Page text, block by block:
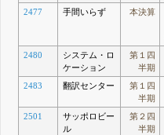
2477 手間いらず 本決算
2480
システム・ロ
ケーション
第１四
半期
2483 翻訳センター
第１四
半期
2501
サッポロビー
ル
第２四
半期